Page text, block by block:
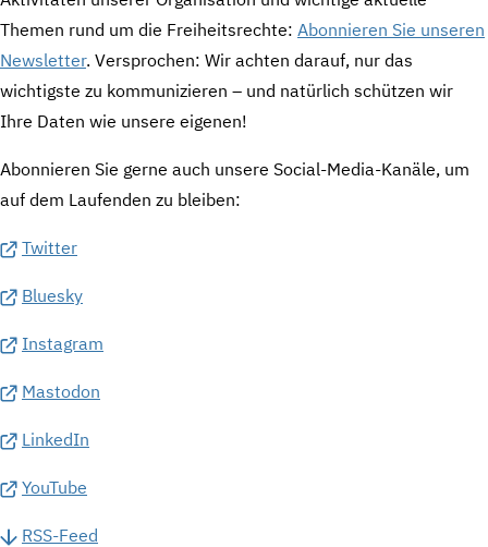
Themen rund um die Freiheitsrechte: Abonnieren Sie unseren
Newsletter. Versprochen: Wir achten darauf, nur das
wichtigste zu kommunizieren – und natürlich schützen wir
Ihre Daten wie unsere eigenen!
Abonnieren Sie gerne auch unsere Social-Media-Kanäle, um
auf dem Laufenden zu bleiben:
Twitter
Bluesky
Instagram
Mastodon
LinkedIn
YouTube
RSS-Feed